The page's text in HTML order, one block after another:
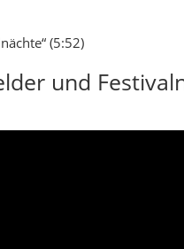
sanfte Hügel,